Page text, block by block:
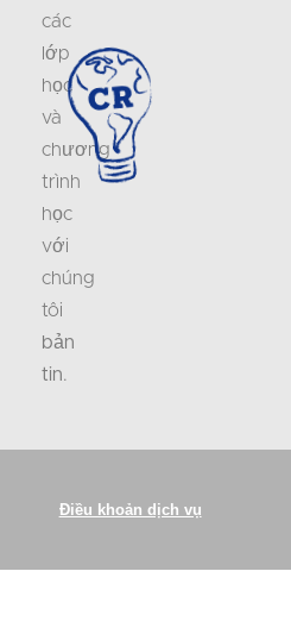
các
lớp
học
và
chương
trình
học
với
chúng
tôi
bản
tin.
Điều khoản dịch vụ